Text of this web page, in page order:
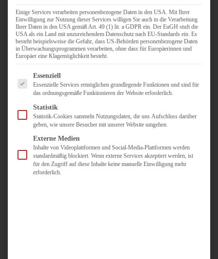
Pflegepersonal
Bonn
Pflegepersonal
Duisburg
Pflegepersonal
Pflegepersonal
Personaldienstleister
Pädagogik
Über uns
Kontakt
Einige Services verarbeiten personenbezogene Daten in den USA. Mit Ihrer
Einwilligung zur Nutzung dieser Services willigen Sie auch in die Verarbeitung
Ihrer Daten in den USA gemäß Art. 49 (1) lit. a GDPR ein. Der EuGH stuft die
USA als ein Land mit unzureichendem Datenschutz nach EU-Standards ein. Es
besteht beispielsweise die Gefahr, dass US-Behörden personenbezogene Daten
in Überwachungsprogrammen verarbeiten, ohne dass für Europäerinnen und
Europäer eine Klagemöglichkeit besteht.
Es folgt eine Liste der Service-Gruppen, für die eine
Essenziell
Essenzielle Services ermöglichen grundlegende Funktionen und sind für
das ordnungsgemäße Funktionieren der Website erforderlich.
Statistik
Statistik-Cookies sammeln Nutzungsdaten, die uns Aufschluss darüber
geben, wie unsere Besucher mit unserer Website umgehen.
Externe Medien
Inhalte von Videoplattformen und Social-Media-Plattformen werden
standardmäßig blockiert. Wenn externe Services akzeptiert werden, ist
für den Zugriff auf diese Inhalte keine manuelle Einwilligung mehr
erforderlich.